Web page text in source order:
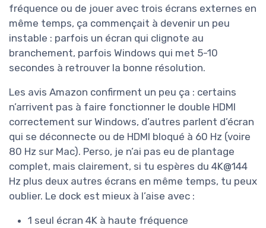
fréquence ou de jouer avec trois écrans externes en
même temps, ça commençait à devenir un peu
instable : parfois un écran qui clignote au
branchement, parfois Windows qui met 5-10
secondes à retrouver la bonne résolution.
Les avis Amazon confirment un peu ça : certains
n’arrivent pas à faire fonctionner le double HDMI
correctement sur Windows, d’autres parlent d’écran
qui se déconnecte ou de HDMI bloqué à 60 Hz (voire
80 Hz sur Mac). Perso, je n’ai pas eu de plantage
complet, mais clairement, si tu espères du 4K@144
Hz plus deux autres écrans en même temps, tu peux
oublier. Le dock est mieux à l’aise avec :
1 seul écran 4K à haute fréquence